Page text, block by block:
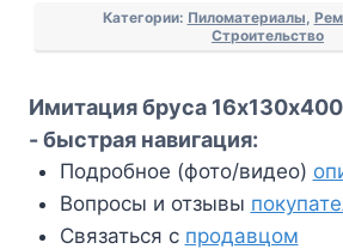
Категории: Пиломатериалы
Строительство
Имитация бруса
- быстрая навигация:
Подробное (фото/видео)
Вопросы и отзывы
Связаться с продавцом